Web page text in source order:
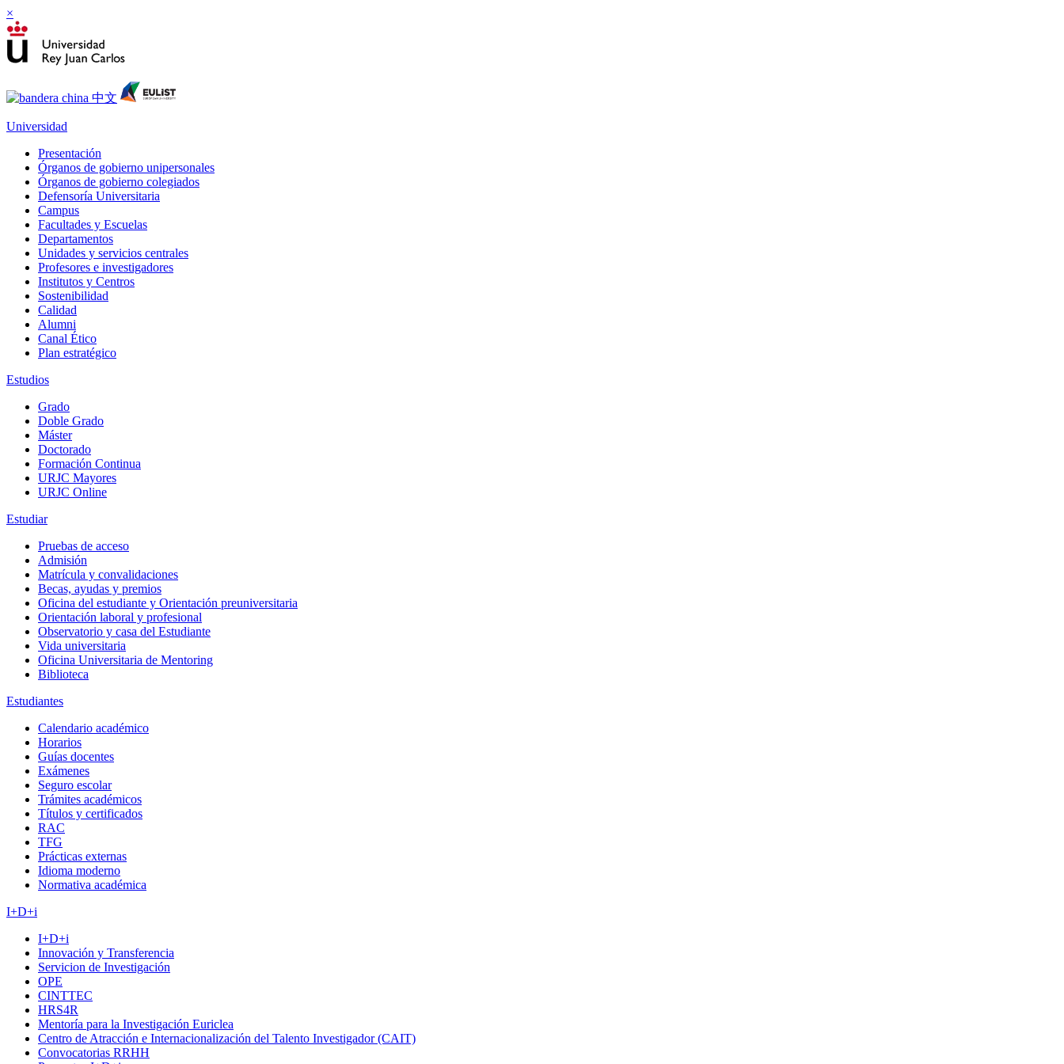
×
Universidad
Presentación
Órganos de gobierno unipersonales
Órganos de gobierno colegiados
Defensoría Universitaria
Campus
Facultades y Escuelas
Departamentos
Unidades y servicios centrales
Profesores e investigadores
Institutos y Centros
Sostenibilidad
Calidad
Alumni
Canal Ético
Plan estratégico
Estudios
Grado
Doble Grado
Máster
Doctorado
Formación Continua
URJC Mayores
URJC Online
Estudiar
Pruebas de acceso
Admisión
Matrícula y convalidaciones
Becas, ayudas y premios
Oficina del estudiante y Orientación preuniversitaria
Orientación laboral y profesional
Observatorio y casa del Estudiante
Vida universitaria
Oficina Universitaria de Mentoring
Biblioteca
Estudiantes
Calendario académico
Horarios
Guías docentes
Exámenes
Seguro escolar
Trámites académicos
Títulos y certificados
RAC
TFG
Prácticas externas
Idioma moderno
Normativa académica
I+D+i
I+D+i
Innovación y Transferencia
Servicion de Investigación
OPE
CINTTEC
HRS4R
Mentoría para la Investigación Euriclea
Centro de Atracción e Internacionalización del Talento Investigador (CAIT)
Convocatorias RRHH